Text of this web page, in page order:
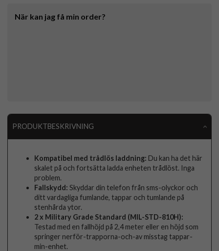
När kan jag få min order?
PRODUKTBESKRIVNING
Kompatibel med trådlös laddning: Du kan ha det här
skalet på och fortsätta ladda enheten trådlöst. Inga
problem.
Fallskydd: Skyddar din telefon från sms-olyckor och
ditt vardagliga fumlande, tappar och tumlande på
stenhårda ytor.
2 x Military Grade Standard (MIL-STD-810H):
Testad med en fallhöjd på 2,4 meter eller en höjd som
springer nerför-trapporna-och-av misstag tappar-
min-enhet.